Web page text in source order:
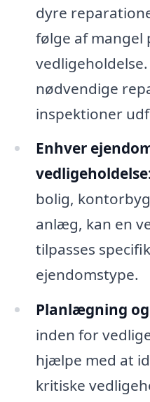
dyre
følge af mangel
nødvendige
inspektioner
Enhver
bolig,
anlæg, kan en
tilpasses
ejendomstype.
Planlægning
inden for
hjælpe med at
kritiske